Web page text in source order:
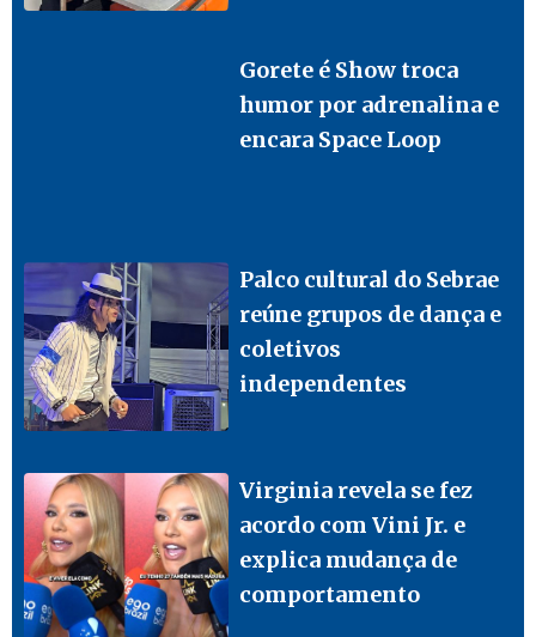
Gorete é Show troca
humor por adrenalina e
encara Space Loop
Palco cultural do Sebrae
reúne grupos de dança e
coletivos
independentes
Virginia revela se fez
acordo com Vini Jr. e
explica mudança de
comportamento